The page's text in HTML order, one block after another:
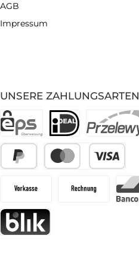
UNSERE ZAHLUNGSARTEN
AGB
Impressum